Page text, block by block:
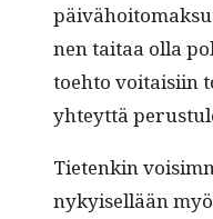
nen taitaa olla
toe­hto voitaisi­in
yhteyt­tä
Tietenkin
nykyisel­lään